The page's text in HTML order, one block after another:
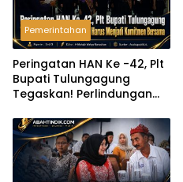
Pemerintahan
Peringatan HAN Ke -42, Plt
Bupati Tulungagung
Tegaskan! Perlindungan
Komitmen Bersama